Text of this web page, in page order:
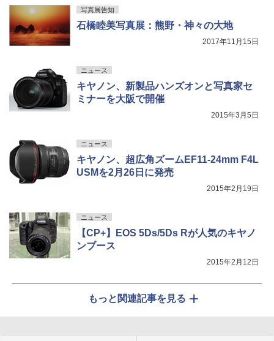
写真展告知
石橋睦美写真展：熊野・神々の大地
2017年11月15日
ニュース
キヤノン、新製品ハンズオンと写真家セ
ミナーを大阪で開催
2015年3月5日
ニュース
キヤノン、超広角ズームEF11-24mm F4L
USMを2月26日に発売
2015年2月19日
ニュース
【CP+】EOS 5Ds/5Ds Rが人気のキヤノ
ンブース
2015年2月12日
もっと関連記事を見る